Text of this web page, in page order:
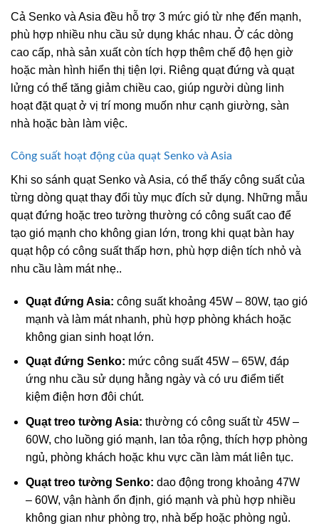
Cả Senko và Asia đều hỗ trợ 3 mức gió từ nhẹ đến mạnh,
phù hợp nhiều nhu cầu sử dụng khác nhau. Ở các dòng
cao cấp, nhà sản xuất còn tích hợp thêm chế độ hẹn giờ
hoặc màn hình hiển thị tiện lợi. Riêng quạt đứng và quạt
lửng có thể tăng giảm chiều cao, giúp người dùng linh
hoạt đặt quạt ở vị trí mong muốn như cạnh giường, sàn
nhà hoặc bàn làm việc.
Công suất hoạt động của quạt Senko và Asia
Khi so sánh quạt Senko và Asia, có thể thấy công suất của
từng dòng quạt thay đổi tùy mục đích sử dụng. Những mẫu
quạt đứng hoặc treo tường thường có công suất cao để
tạo gió mạnh cho không gian lớn, trong khi quạt bàn hay
quạt hộp có công suất thấp hơn, phù hợp diện tích nhỏ và
nhu cầu làm mát nhẹ..
Quạt đứng Asia: công suất khoảng 45W – 80W, tạo gió
mạnh và làm mát nhanh, phù hợp phòng khách hoặc
không gian sinh hoạt lớn.
Quạt đứng Senko: mức công suất 45W – 65W, đáp
ứng nhu cầu sử dụng hằng ngày và có ưu điểm tiết
kiệm điện hơn đôi chút.
Quạt treo tường Asia: thường có công suất từ 45W –
60W, cho luồng gió mạnh, lan tỏa rộng, thích hợp phòng
ngủ, phòng khách hoặc khu vực cần làm mát liên tục.
Quạt treo tường Senko: dao động trong khoảng 47W
– 60W, vận hành ổn định, gió mạnh và phù hợp nhiều
không gian như phòng trọ, nhà bếp hoặc phòng ngủ.